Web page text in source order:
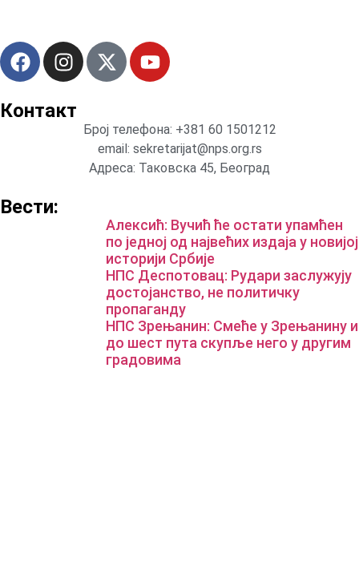
Контакт
Број телефона: +381 60 1501212
email: sekretarijat@nps.org.rs
Адреса: Таковска 45, Београд
Вести:
Алексић: Вучић ће остати упамћен
по једној од највећих издаја у новијој
историји Србије
НПС Деспотовац: Рудари заслужују
достојанство, не политичку
пропаганду
НПС Зрењанин: Смеће у Зрењанину и
до шест пута скупље него у другим
градовима